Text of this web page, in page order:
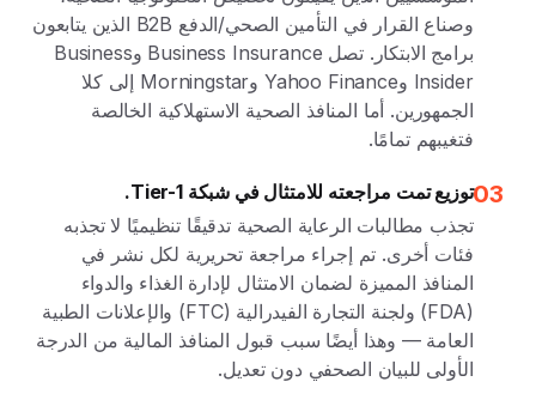
وصناع القرار في التأمين الصحي/الدفع B2B الذين يتابعون
برامج الابتكار. تصل Business Insurance وBusiness
Insider وYahoo Finance وMorningstar إلى كلا
الجمهورين. أما المنافذ الصحية الاستهلاكية الخالصة
فتغيبهم تمامًا.
03توزيع تمت مراجعته للامتثال في شبكة Tier-1.
تجذب مطالبات الرعاية الصحية تدقيقًا تنظيميًا لا تجذبه
فئات أخرى. تم إجراء مراجعة تحريرية لكل نشر في
المنافذ المميزة لضمان الامتثال لإدارة الغذاء والدواء
(FDA) ولجنة التجارة الفيدرالية (FTC) والإعلانات الطبية
العامة — وهذا أيضًا سبب قبول المنافذ المالية من الدرجة
الأولى للبيان الصحفي دون تعديل.